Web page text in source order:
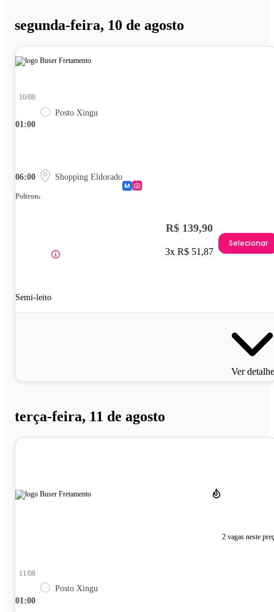
segunda-feira, 10 de agosto
01:00
10/08
Posto Xingu
06:00 Shopping Eldorado
Poltrona
Semi-leito
R$ 139,90
3x R$ 51,87
Selecionar
Ver
terça-feira, 11 de agosto
2 vagas neste
01:00
11/08
Posto Xingu